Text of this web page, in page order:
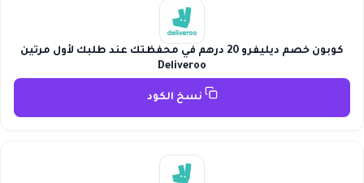
كوبون خصم ديليفرو 20 درهم في محفظتك عند طلبك لأول مرتين
Deliveroo
نسخ الكود